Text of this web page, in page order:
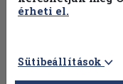
érheti el.
Sütibeállítások